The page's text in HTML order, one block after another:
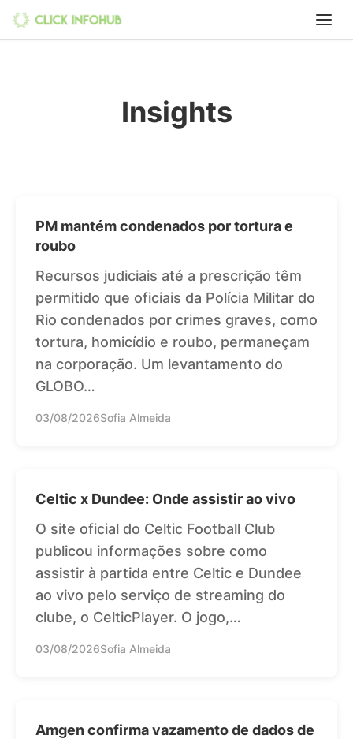
Insights
PM mantém condenados por tortura e
roubo
Recursos judiciais até a prescrição têm
permitido que oficiais da Polícia Militar do
Rio condenados por crimes graves, como
tortura, homicídio e roubo, permaneçam
na corporação. Um levantamento do
GLOBO…
03/08/2026Sofia Almeida
Celtic x Dundee: Onde assistir ao vivo
O site oficial do Celtic Football Club
publicou informações sobre como
assistir à partida entre Celtic e Dundee
ao vivo pelo serviço de streaming do
clube, o CelticPlayer. O jogo,…
03/08/2026Sofia Almeida
Amgen confirma vazamento de dados de